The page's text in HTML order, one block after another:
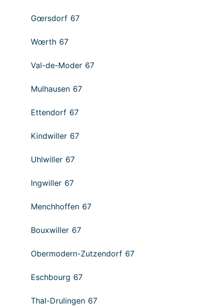
Gœrsdorf 67
Wœrth 67
Val-de-Moder 67
Mulhausen 67
Ettendorf 67
Kindwiller 67
Uhlwiller 67
Ingwiller 67
Menchhoffen 67
Bouxwiller 67
Obermodern-Zutzendorf 67
Eschbourg 67
Thal-Drulingen 67